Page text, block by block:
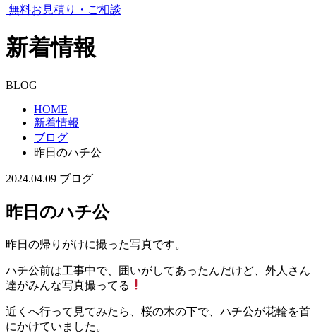
無料お見積り・ご相談
新着情報
BLOG
HOME
新着情報
ブログ
昨日のハチ公
2024.04.09 ブログ
昨日のハチ公
昨日の帰りがけに撮った写真です。
ハチ公前は工事中で、囲いがしてあったんだけど、外人さん
達がみんな写真撮ってる
近くへ行って見てみたら、桜の木の下で、ハチ公が花輪を首
にかけていました。